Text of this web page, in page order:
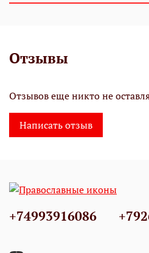
Отзывы
Отзывов еще никто не
Написать отзыв
+74993916086